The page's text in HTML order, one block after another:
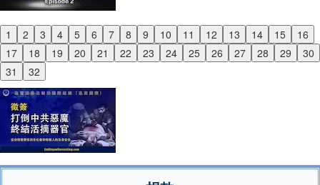
1 2 3 4 5 6 7 8 9 10 11 12 13 14 15
16
17
18 19 20 21 22 23 24 25 26 27 28 29
30
31
32
Previous
Next